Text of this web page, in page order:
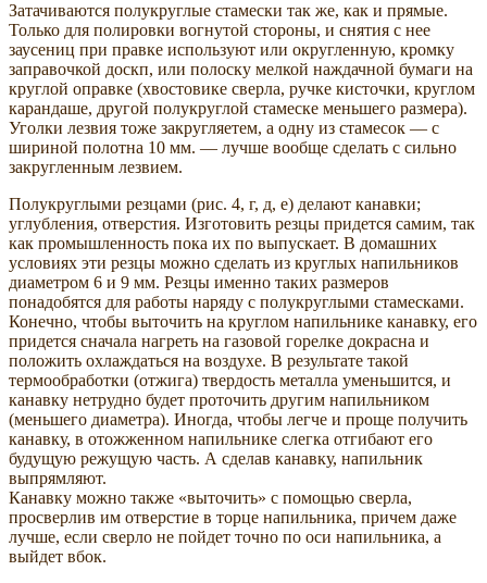
Затачиваются полукруглые стамески так же, как и прямые.
Только для полировки вогнутой стороны, и снятия с нее
заусениц при правке используют или округленную, кромку
заправочкой доскп, или полоску мелкой наждачной бумаги на
круглой оправке (хвостовике сверла, ручке кисточки, круглом
карандаше, другой полукруглой стамеске меньшего размера).
Уголки лезвия тоже закругляетем, а одну из стамесок — с
шириной полотна 10 мм. — лучше вообще сделать с сильно
закругленным лезвием.
Полукруглыми резцами (рис. 4, г, д, е) делают канавки;
углубления, отверстия. Изготовить резцы придется самим, так
как промышленность пока их по выпускает. В домашних
условиях эти резцы можно сделать из круглых напильников
диаметром 6 и 9 мм. Резцы именно таких размеров
понадобятся для работы наряду с полукруглыми стамесками.
Конечно, чтобы выточить на круглом напильнике канавку, его
придется сначала нагреть на газовой горелке докрасна и
положить охлаждаться на воздухе. В результате такой
термообработки (отжига) твердость металла уменьшится, и
канавку нетрудно будет проточить другим напильником
(меньшего диаметра). Иногда, чтобы легче и проще получить
канавку, в отожженном напильнике слегка отгибают его
будущую режущую часть. А сделав канавку, напильник
выпрямляют.
Канавку можно также «выточить» с помощью сверла,
просверлив им отверстие в торце напильника, причем даже
лучше, если сверло не пойдет точно по оси напильника, а
выйдет вбок.